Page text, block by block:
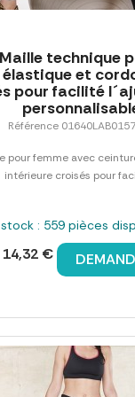
technique
et
pour facilité
Référence
pour femme avec
intérieure croisés pour
stock : 559 pièces
14,32 €